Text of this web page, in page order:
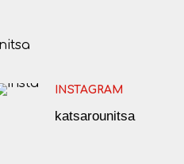
INSTAGRAM
katsarounitsa